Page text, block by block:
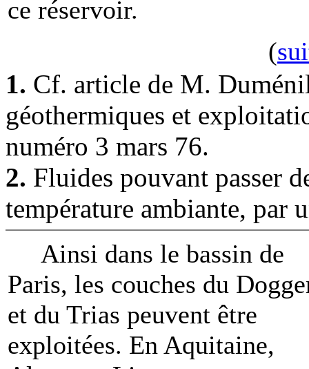
ce réservoir.
(
1. Cf. article de M.
géothermiques et
numéro 3 mars 76.
2. Fluides pouvant passer
température ambiante, par
Ainsi dans le bassin de
Paris, les couches du
et du Trias peuvent être
exploitées. En Aquitaine,